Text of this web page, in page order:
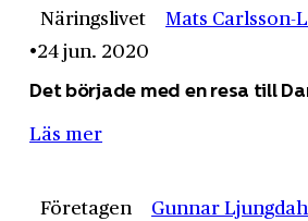
Näringslivet
Mats Carlsson-
24 jun. 2020
Det började med en resa till
Läs mer
Företagen Gunnar